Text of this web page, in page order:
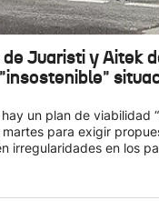
Juaristi y Aitek
un plan de viabilidad
para exigir
irregularidades en los